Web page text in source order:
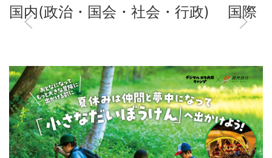
国内(政治・国会・社会・行政) 国際